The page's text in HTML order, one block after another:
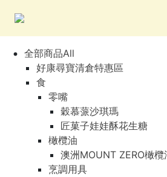
全部商品All
好康尋寶清倉特惠區
食
零嘴
穀慕蒎沙琪瑪
匠菓子娃娃酥花生糖
橄欖油
澳洲MOUNT ZERO橄欖
烹調用具